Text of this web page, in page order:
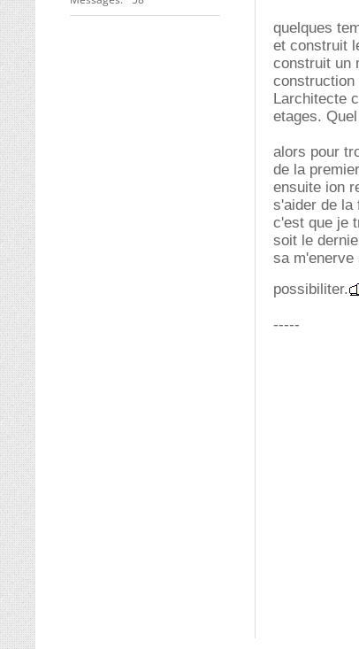
quelques
et construit
construit un
construction
Larchitecte
etages.
alors pour
de la
ensuite ion
s'aider de la
c'est que je
soit le
sa m'enerve
possibiliter.
-----